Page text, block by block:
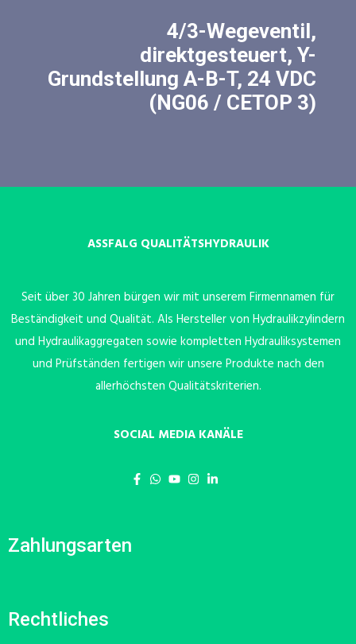
4/3-Wegeventil,
direktgesteuert, Y-
Grundstellung A-B-T, 24 VDC
(NG06 / CETOP 3)
ASSFALG QUALITÄTSHYDRAULIK
Seit über 30 Jahren bürgen wir mit unserem Firmennamen für
Beständigkeit und Qualität. Als Hersteller von Hydraulikzylindern
und Hydraulikaggregaten sowie kompletten Hydrauliksystemen
und Prüfständen fertigen wir unsere Produkte nach den
allerhöchsten Qualitätskriterien.
SOCIAL MEDIA KANÄLE
Zahlungsarten
Rechtliches